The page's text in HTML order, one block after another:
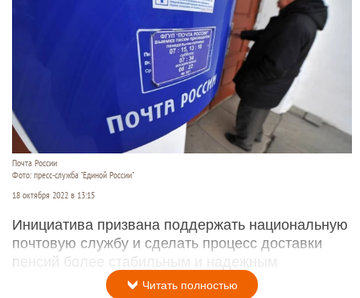
Почта России
Фото: пресс-служба "Единой России"
18 октября 2022 в 13:15
Инициатива призвана поддержать национальную
почтовую службу и сделать процесс доставки
пенсий более стабильным и надежным
Читать полностью